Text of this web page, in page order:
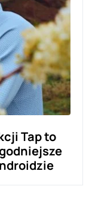
Tap to